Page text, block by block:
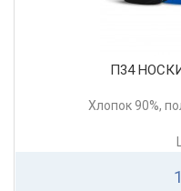
П34
Хлопок 90%,